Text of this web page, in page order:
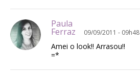
Paula
Ferraz 09/09/2011 - 09h48
Amei o look!! Arrasou!!
=*